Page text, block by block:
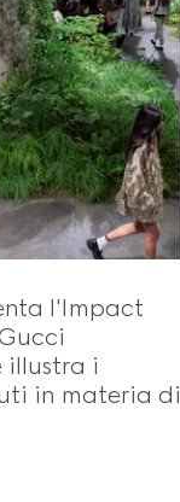
l'Impact
illustra i
in materia di